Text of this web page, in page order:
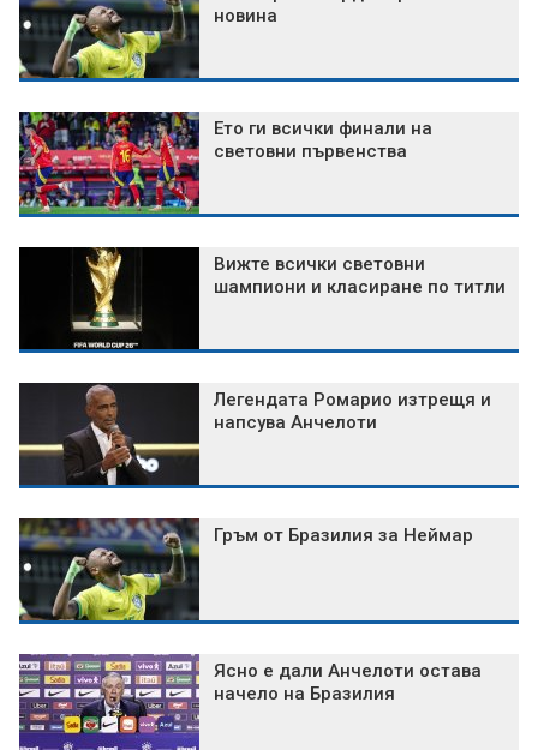
новина
Ето ги всички финали на
световни първенства
Вижте всички световни
шампиони и класиране по титли
Легендата Ромарио изтрещя и
напсува Анчелоти
Гръм от Бразилия за Неймар
Ясно е дали Анчелоти остава
начело на Бразилия